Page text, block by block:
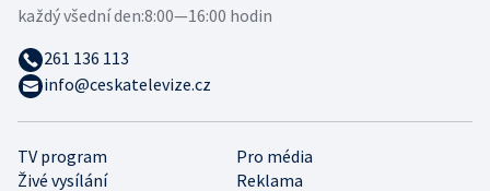
TV program
Pro média
Živé vysílání
Reklama
každý všední den:8:00—16:00 hodin
261 136 113
info@ceskatelevize.cz